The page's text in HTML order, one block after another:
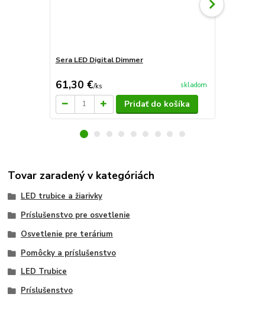
Sera LED Digital Dimmer
61,30 €/ks skladom
Pridať do košíka
Tovar zaradený v kategóriách
LED trubice a žiarivky
Príslušenstvo pre osvetlenie
Osvetlenie pre terárium
Pomôcky a príslušenstvo
LED Trubice
Príslušenstvo